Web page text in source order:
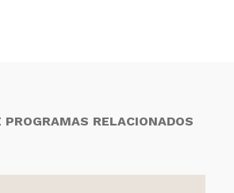
RELACIONADOS